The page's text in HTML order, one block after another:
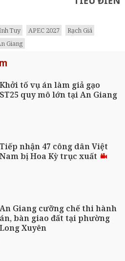
Tuy APEC 2027
Rạch Giá
Giang
Khởi tố vụ án làm giả gạo
ST25 quy mô lớn tại An Giang
Tiếp nhận 47 công dân Việt
Nam bị Hoa Kỳ trục xuất
An Giang cưỡng chế thi hành
án, bàn giao đất tại phường
Long Xuyên